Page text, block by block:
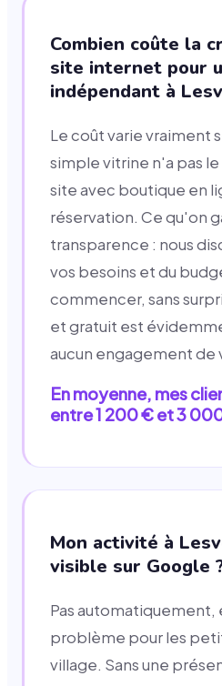
Combien coûte la
site internet pour
indépendant à
Le coût varie vraiment
simple vitrine n'a pas
site avec boutique en
réservation. Ce qu'on
transparence : nous
vos besoins et du
commencer, sans
et gratuit est
aucun engagement de
En moyenne, mes
entre 1 200 € et 3
Mon activité à
visible sur Google
Pas automatiquement,
problème pour les
village. Sans une